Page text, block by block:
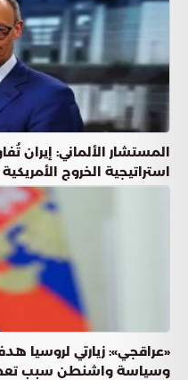
المستشار الألماني: إيران
استراتيجية الخروج
«عراقجي»: زيارتي لروسيا
وسياسة واشنطن سبب